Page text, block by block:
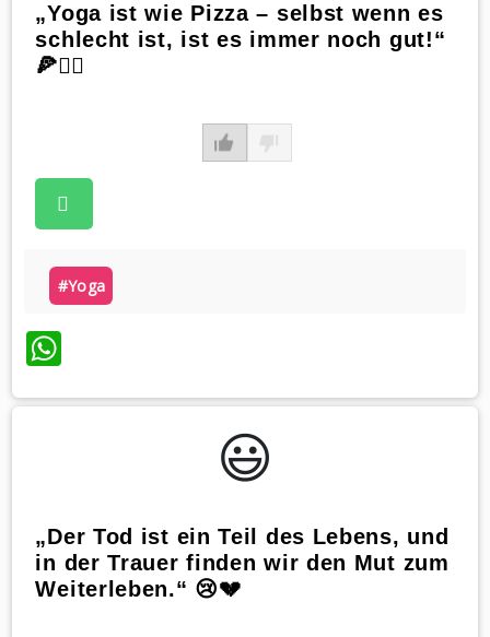
„Yoga ist wie Pizza – selbst wenn es
schlecht ist, ist es immer noch gut!“
🍕🧘‍♂️
#yoga
WhatsApp
😃️
„Der Tod ist ein Teil des Lebens, und
in der Trauer finden wir den Mut zum
Weiterleben.“ 😢💔